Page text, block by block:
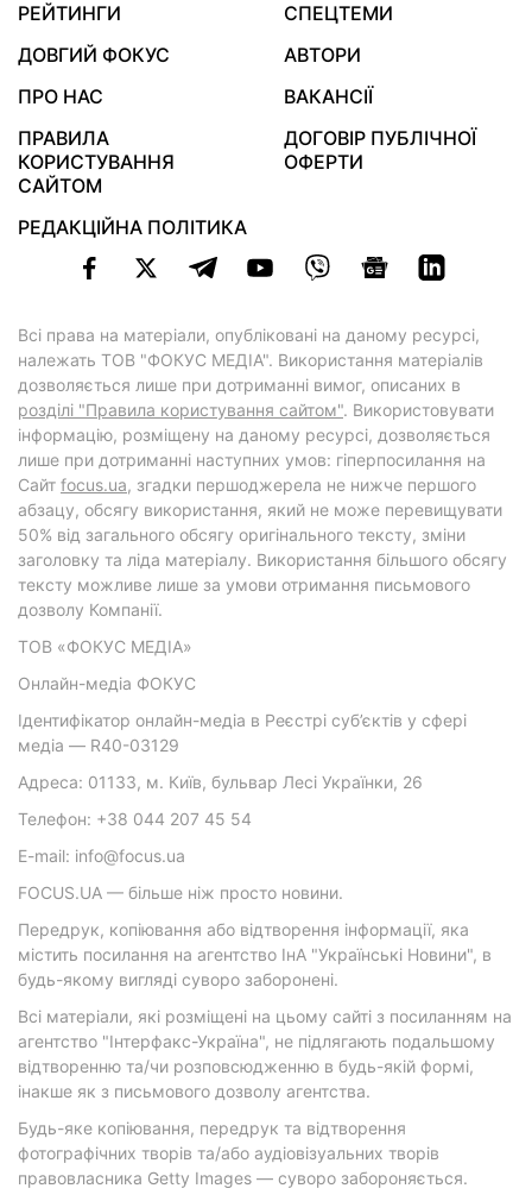
РЕЙТИНГИ
СПЕЦТЕМИ
ДОВГИЙ ФОКУС
АВТОРИ
ПРО НАС
ВАКАНСІЇ
ПРАВИЛА
КОРИСТУВАННЯ
САЙТОМ
ДОГОВІР ПУБЛІЧНОЇ
ОФЕРТИ
РЕДАКЦІЙНА ПОЛІТИКА
Всі права на матеріали, опубліковані на даному ресурсі,
належать ТОВ "ФОКУС МЕДІА". Використання матеріалів
дозволяється лише при дотриманні вимог, описаних в
розділі "Правила користування сайтом". Використовувати
інформацію, розміщену на даному ресурсі, дозволяється
лише при дотриманні наступних умов: гіперпосилання на
Cайт focus.ua, згадки першоджерела не нижче першого
абзацу, обсягу використання, який не може перевищувати
50% від загального обсягу оригінального тексту, зміни
заголовку та ліда матеріалу. Використання більшого обсягу
тексту можливе лише за умови отримання письмового
дозволу Компанії.
ТОВ «ФОКУС МЕДІА»
Онлайн-медіа ФОКУС
Ідентифікатор онлайн-медіа в Реєстрі суб’єктів у сфері
медіа — R40-03129
Адреса: 01133, м. Київ, бульвар Лесі Українки, 26
Телефон: +38 044 207 45 54
E-mail: info@focus.ua
FOCUS.UA — більше ніж просто новини.
Передрук, копіювання або відтворення інформації, яка
містить посилання на агентство ІнА "Українські Новини", в
будь-якому вигляді суворо заборонені.
Всі матеріали, які розміщені на цьому сайті з посиланням на
агентство "Інтерфакс-Україна", не підлягають подальшому
відтворенню та/чи розповсюдженню в будь-якій формі,
інакше як з письмового дозволу агентства.
Будь-яке копіювання, передрук та відтворення
фотографічних творів та/або аудіовізуальних творів
правовласника Getty Images — суворо забороняється.